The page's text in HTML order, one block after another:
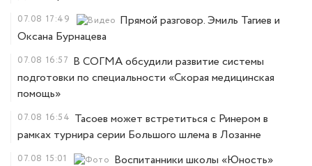
07.08 17:49
Прямой разговор. Эмиль Тагиев и
Оксана Бурнацева
07.08 16:57 В СОГМА обсудили развитие системы
подготовки по специальности «Скорая медицинская
помощь»
07.08 16:54 Тасоев может встретиться с Ринером в
рамках турнира серии Большого шлема в Лозанне
07.08 15:01 Воспитанники школы «Юность»